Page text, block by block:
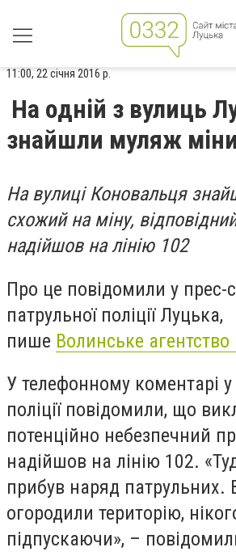
11:00, 22 січня 2016 р.
На одній з вулиць
знайшли муляж міни
На вулиці Коновальця
схожий на міну,
надійшов на лінію 102
Про це повідомили у прес-
патрульної поліції Луцька,
пише Волинське агентство
У телефонному коментарі у
поліції повідомили, що
потенційно небезпечний
надійшов на лінію 102.
прибув наряд патрульних.
огородили територію,
підпускаючи», –